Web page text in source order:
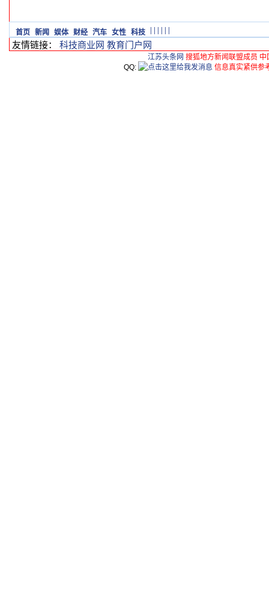
首页 新闻 娱体 财经 汽车 女性 科技
友情链接： 科技商业网 教育门户网
江苏头条网 搜狐地方新闻联盟成员
QQ:
信息真实紧供参